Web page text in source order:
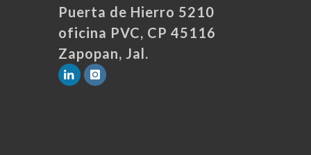
Puerta de Hierro 5210
oficina PVC, CP 45116
Zapopan, Jal.